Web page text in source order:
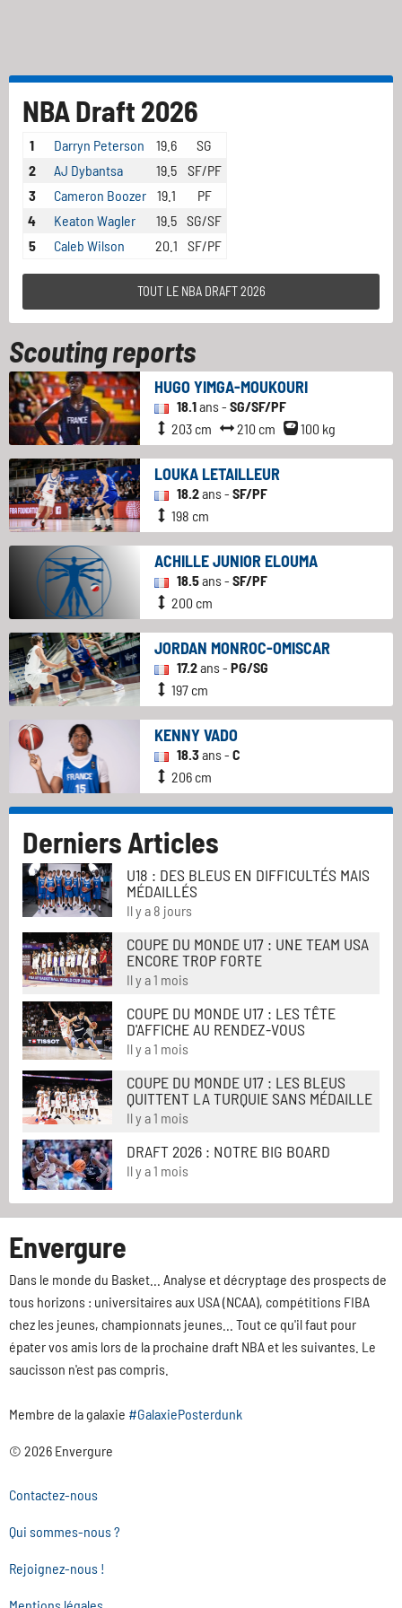
NBA Draft 2026
1 Darryn Peterson 19.6
SG
2
AJ Dybantsa 19.5
SF/PF
3
Cameron Boozer 19.1
PF
4
Keaton Wagler 19.5 SG/SF
5
Caleb Wilson 20.1 SF/PF
TOUT LE NBA DRAFT 2026
Scouting reports
HUGO YIMGA-MOUKOURI
18.1ans - SG/SF/PF
203 cm
210 cm 100 kg
LOUKA LETAILLEUR
18.2ans - SF/PF
198 cm
ACHILLE JUNIOR ELOUMA
18.5ans - SF/PF
200 cm
JORDAN MONROC-OMISCAR
17.2ans - PG/SG
197 cm
KENNY VADO
18.3ans - C
206 cm
Derniers Articles
U18 : DES BLEUS EN DIFFICULTÉS MAIS
MÉDAILLÉS
Il y a 8 jours
COUPE DU MONDE U17 : UNE TEAM USA
ENCORE TROP FORTE
Il y a 1 mois
COUPE DU MONDE U17 : LES TÊTE
D'AFFICHE AU RENDEZ-VOUS
Il y a 1 mois
COUPE DU MONDE U17 : LES BLEUS
QUITTENT LA TURQUIE SANS MÉDAILLE
Il y a 1 mois
DRAFT 2026 : NOTRE BIG BOARD
Il y a 1 mois
Envergure
Dans le monde du Basket... Analyse et décryptage des prospects de
tous horizons : universitaires aux USA (NCAA), compétitions FIBA
chez les jeunes, championnats jeunes... Tout ce qu'il faut pour
épater vos amis lors de la prochaine draft NBA et les suivantes. Le
saucisson n'est pas compris.
Membre de la galaxie #GalaxiePosterdunk
© 2026 Envergure
Contactez-nous
Qui sommes-nous ?
Rejoignez-nous !